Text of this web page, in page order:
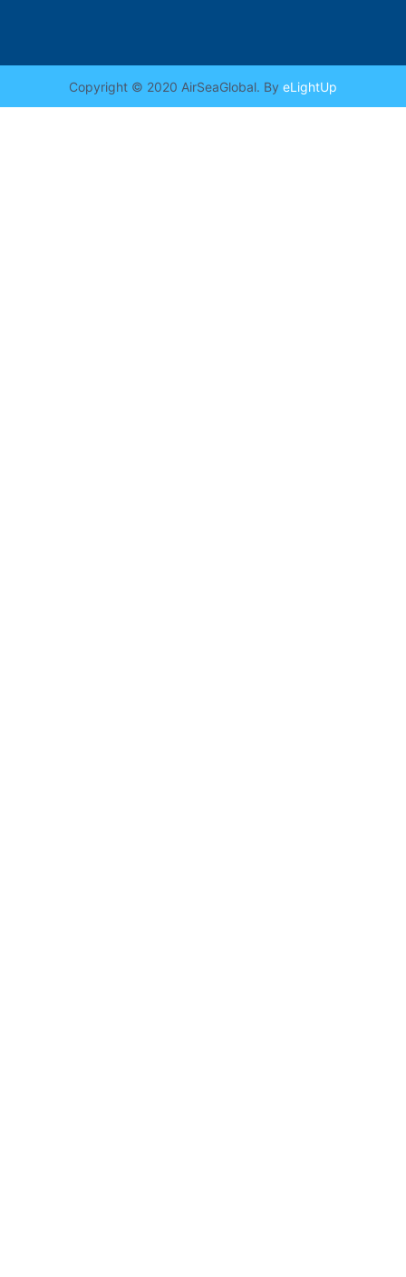
Copyright © 2020 AirSeaGlobal. By eLightUp